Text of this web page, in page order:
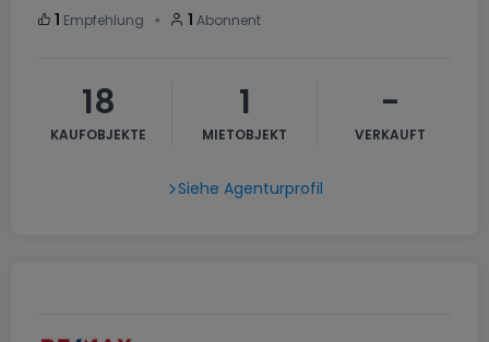
1 Empfehlung ・ 1 Abonnent
18
KAUFOBJEKTE
1
MIETOBJEKT
-
VERKAUFT
Siehe Agenturprofil